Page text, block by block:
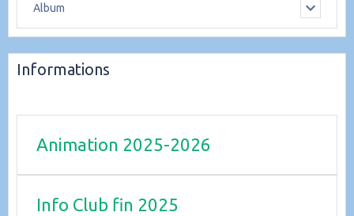
Album
Informations
Animation 2025-2026
Info Club fin 2025